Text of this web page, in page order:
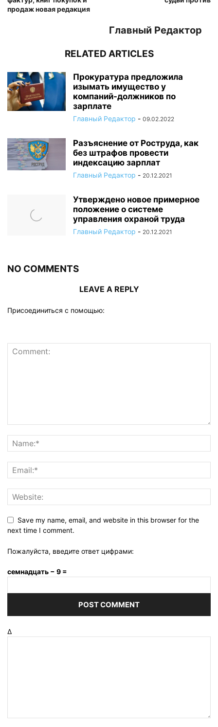
продаж новая редакция
Главный Редактор
RELATED ARTICLES
Прокуратура предложила
изымать имущество у
компаний-должников по
зарплате
Главный Редактор - 09.02.2022
Разъяснение от Роструда, как
без штрафов провести
индексацию зарплат
Главный Редактор - 20.12.2021
Утверждено новое примерное
положение о системе
управления охраной труда
Главный Редактор - 20.12.2021
NO COMMENTS
LEAVE A REPLY
Присоединиться с помощью:
Save my name, email, and website in this browser for the
next time I comment.
Пожалуйста, введите ответ цифрами:
семнадцать − 9 =
Δ